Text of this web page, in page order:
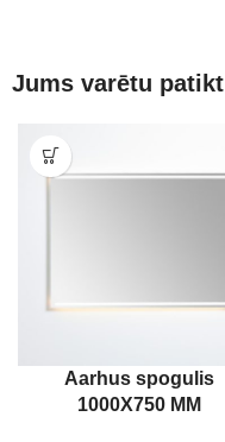
Jums varētu patikt
Aarhus spogulis
1000X750 MM